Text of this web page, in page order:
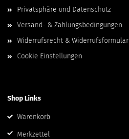
Privatsphäre und Datenschutz
Versand- & Zahlungsbedingungen
Widerrufsrecht & Widerrufsformular
Cookie Einstellungen
Shop Links
Warenkorb
Merkzettel